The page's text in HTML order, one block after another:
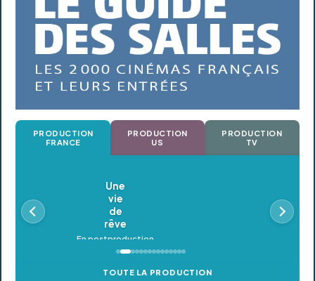
PRODUCTION
FRANCE
PRODUCTION
US
PRODUCTION
TV
Oldeupe
En postproduction
TOUTE LA PRODUCTION